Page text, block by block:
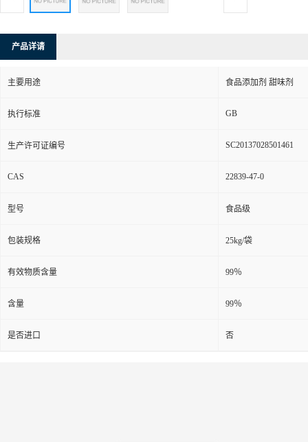
产品详请
主要用途 食品添加剂 甜味剂
执行标准 GB
生产许可证编号 SC20137028501461
CAS 22839-47-0
型号 食品级
包装规格 25kg/袋
有效物质含量 99％
含量 99％
是否进口 否